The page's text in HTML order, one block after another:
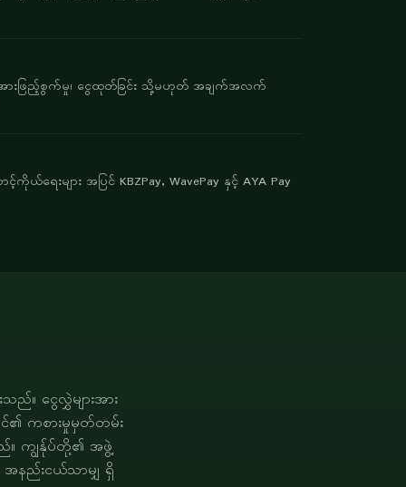
ဖြည့်စွက်မှု၊ ငွေထုတ်ခြင်း သို့မဟုတ် အချက်အလက်
များ အပြင် KBZPay, WavePay နှင့် AYA Pay
ငွေလွှဲများအား
၏ ကစားမှုမှတ်တမ်း
။ ကျွန်ုပ်တို့၏ အဖွဲ့
နည်းငယ်သာမျှ ရှိ